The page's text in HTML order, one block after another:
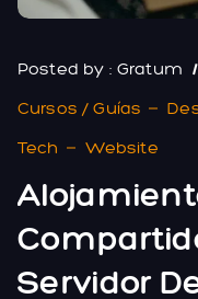
Posted by : Gratum
Cursos / Guías
Tech
Website
Servidor